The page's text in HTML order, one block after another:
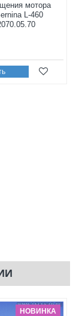
мотора
L-460
НОВИНКА